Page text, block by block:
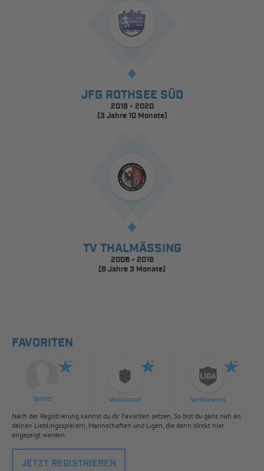
JFG ROTHSEE SÜD
2016 - 2020
(3 Jahre 10 Monate)
TV THALMÄSSING
2008 - 2016
(8 Jahre 3 Monate)
FAVORITEN
Spieler Mannschaft Wettbewerb
Nach der Registrierung kannst du dir Favoriten setzen. So bist du ganz nah an
deinen Lieblingsspielern, Mannschaften und Ligen, die dann direkt hier
angezeigt werden.
JETZT REGISTRIEREN